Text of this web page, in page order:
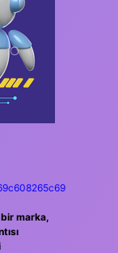
marka,